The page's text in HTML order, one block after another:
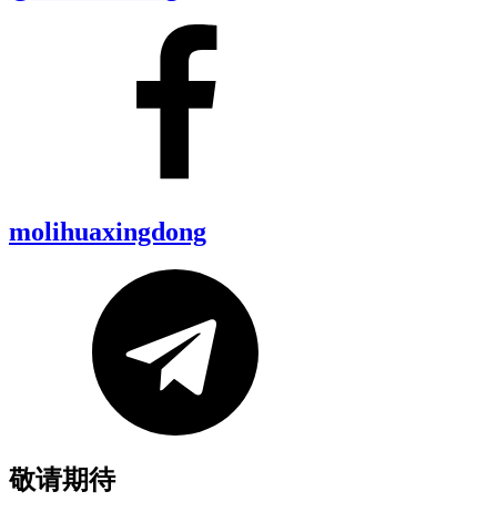
molihuaxingdong
敬请期待